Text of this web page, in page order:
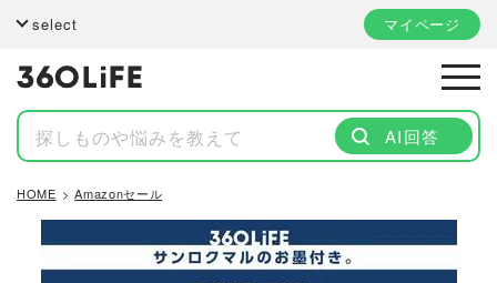
select マイページ
AI回答
HOME Amazonセール